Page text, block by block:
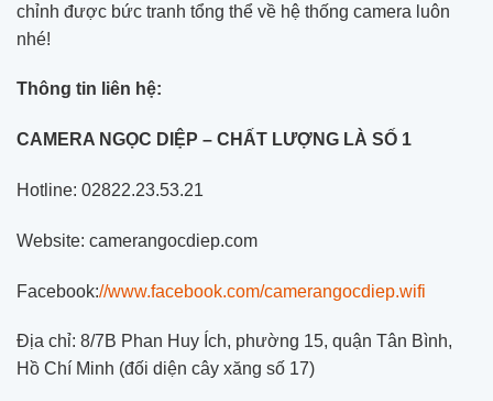
chỉnh được bức tranh tổng thể về hệ thống camera luôn
nhé!
Thông tin liên hệ:
CAMERA NGỌC DIỆP – CHẤT LƯỢNG LÀ SỐ 1
Hotline: 02822.23.53.21
Website: camerangocdiep.com
Facebook://www.facebook.com/camerangocdiep.wifi
Địa chỉ: 8/7B Phan Huy Ích, phường 15, quận Tân Bình,
Hồ Chí Minh (đối diện cây xăng số 17)